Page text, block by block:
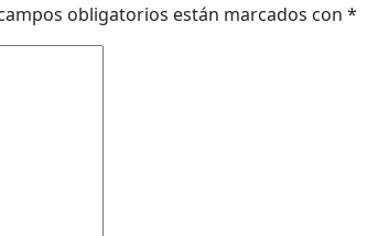
obligatorios están marcados con *